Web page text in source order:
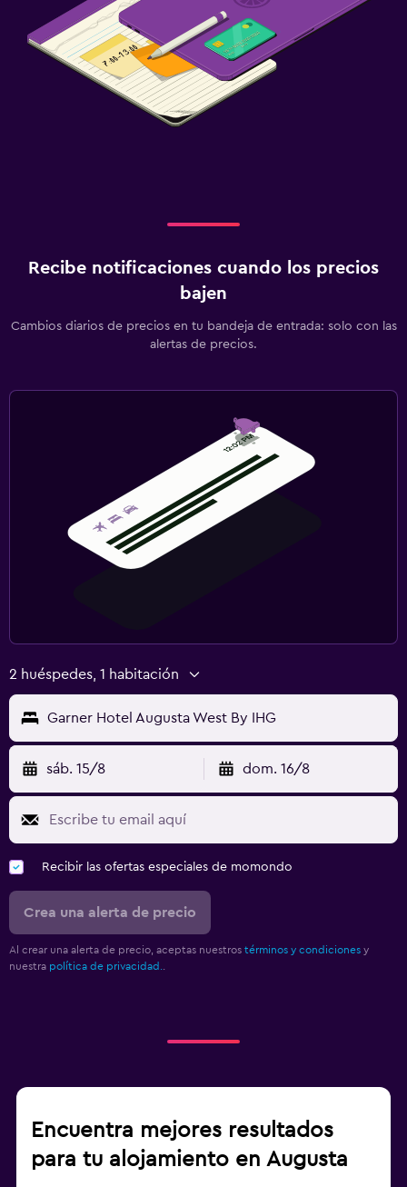
Recibe notificaciones cuando los precios
bajen
Cambios diarios de precios en tu bandeja de entrada: solo con las
alertas de precios.
2 huéspedes, 1 habitación
Garner Hotel Augusta West By IHG
sáb. 15/8 dom. 16/8
Recibir las ofertas especiales de momondo
Crea una alerta de precio
Al crear una alerta de precio, aceptas nuestros términos y condiciones y
nuestra política de privacidad.
Encuentra mejores resultados
para tu alojamiento en Augusta